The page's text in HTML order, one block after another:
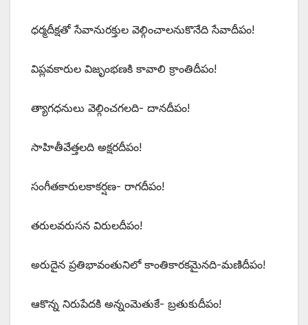
ధర్మదీక్షతో సేవానురక్తుల వెల్గించాలనుకొనేది సేవాదీపం!
విప్లవకారుల విజృంభణకి కావాలి క్రాంతిదీపం!
త్యాగధనులు వెల్గించగలది- దానదీపం!
సాహితీవేత్తలది అక్షరదీపం!
సంగీతకారులకాకర్షణ- రాగదీపం!
తరులవరుసన విరులదీపం!
అరుదైన ప్రతిభావంతునిలో కాంతికారకమైనది-మణిదీపం!
ఆకొన్న నిరుపేదకి అన్నంమెతుకే- బ్రతుకుదీపం!